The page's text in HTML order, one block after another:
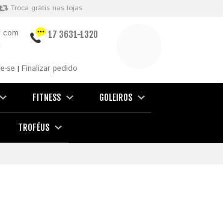
Troca grátis nas lojas
com
17 3631-1320
se | Finalizar pedido
FITNESS GOLEIROS
TROFÉUS